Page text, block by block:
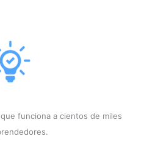
funciona a cientos de miles